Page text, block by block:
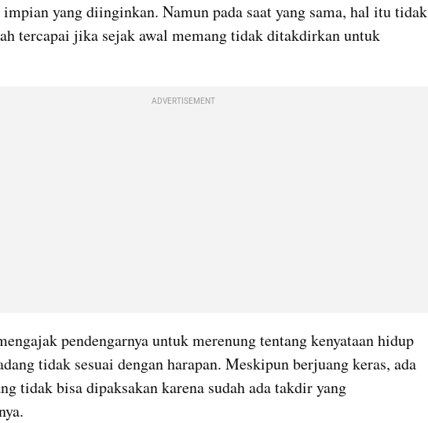
yang diinginkan. Namun pada saat yang sama, hal itu tidak
tercapai jika sejak awal memang tidak ditakdirkan untuk
ADVERTISEMENT
pendengarnya untuk merenung tentang kenyataan hidup
tidak sesuai dengan harapan. Meskipun berjuang keras, ada
tidak bisa dipaksakan karena sudah ada takdir yang